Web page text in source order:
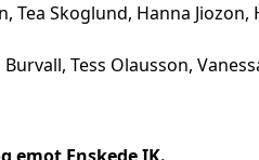
Tea Skoglund, Hanna Jiozon,
Tess Olausson,